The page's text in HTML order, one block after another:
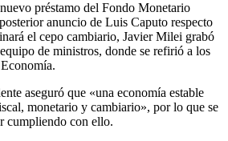
préstamo del Fondo Monetario
anuncio de Luis Caputo respecto
el cepo cambiario, Javier Milei grabó
de ministros, donde se refirió a los
aseguró que «una economía estable
monetario y cambiario», por lo que se
cumpliendo con ello.